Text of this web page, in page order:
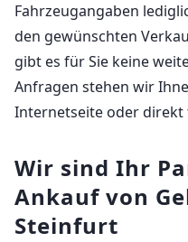
Fahrzeugangaben
den gewünschten
gibt es für Sie keine
Anfragen stehen wir
Internetseite oder
Wir sind Ihr
Ankauf von
Steinfurt